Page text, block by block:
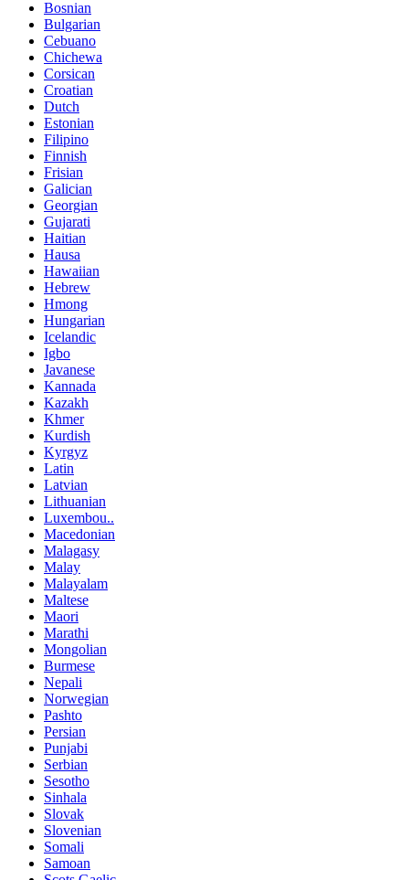
Bosnian
Bulgarian
Cebuano
Chichewa
Corsican
Croatian
Dutch
Estonian
Filipino
Finnish
Frisian
Galician
Georgian
Gujarati
Haitian
Hausa
Hawaiian
Hebrew
Hmong
Hungarian
Icelandic
Igbo
Javanese
Kannada
Kazakh
Khmer
Kurdish
Kyrgyz
Latin
Latvian
Lithuanian
Luxembou..
Macedonian
Malagasy
Malay
Malayalam
Maltese
Maori
Marathi
Mongolian
Burmese
Nepali
Norwegian
Pashto
Persian
Punjabi
Serbian
Sesotho
Sinhala
Slovak
Slovenian
Somali
Samoan